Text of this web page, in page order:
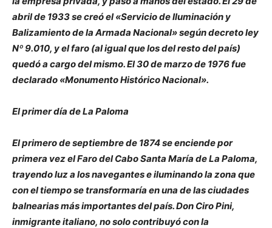
abril de 1933 se creó el «Servicio de Iluminación y
Balizamiento de la Armada Nacional» según decreto ley
Nº 9.010, y el faro (al igual que los del resto del país)
quedó a cargo del mismo. El 30 de marzo de 1976 fue
declarado «Monumento Histórico Nacional».
El primer día de La Paloma
El primero de septiembre de 1874 se enciende por
primera vez el Faro del Cabo Santa María de La Paloma,
trayendo luz a los navegantes e iluminando la zona que
con el tiempo se transformaría en una de las ciudades
balnearias más importantes del país. Don Ciro Pini,
inmigrante italiano, no solo contribuyó con la